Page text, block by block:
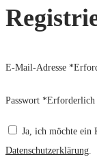
E-Mail-Adresse *
Passwort *Erforderlich
Ja, ich möchte ein
Datenschutzerklärung.